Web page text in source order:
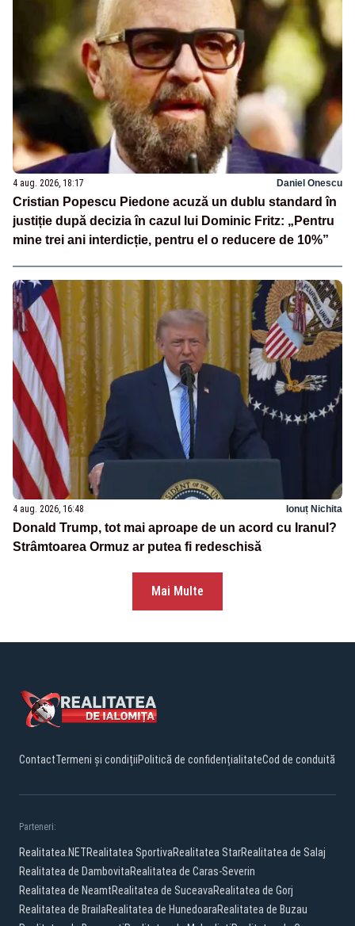
4 aug. 2026, 18:17 Daniel Onescu
Cristian Popescu Piedone acuză un dublu standard în
justiție după decizia în cazul lui Dominic Fritz: „Pentru
mine trei ani interdicție, pentru el o reducere de 10%”
4 aug. 2026, 16:48 Ionuț Nichita
Donald Trump, tot mai aproape de un acord cu Iranul?
Strâmtoarea Ormuz ar putea fi redeschisă
Mai Multe
ContactTermeni și condițiiPolitică de confidențialitateCod de conduită
Parteneri:
Realitatea.NETRealitatea SportivaRealitatea StarRealitatea de Salaj
Realitatea de DambovitaRealitatea de Caras-Severin
Realitatea de NeamtRealitatea de SuceavaRealitatea de Gorj
Realitatea de BrailaRealitatea de HunedoaraRealitatea de Buzau